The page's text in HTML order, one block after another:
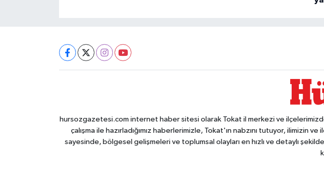
hursozgazetesi.com internet haber sitesi olarak Tokat il merkezi ve
çalışma ile hazırladığımız haberlerimizle, Tokat'ın nabzını tutuyor, ilimizin
sayesinde, bölgesel gelişmeleri ve toplumsal olayları en hızlı ve detaylı